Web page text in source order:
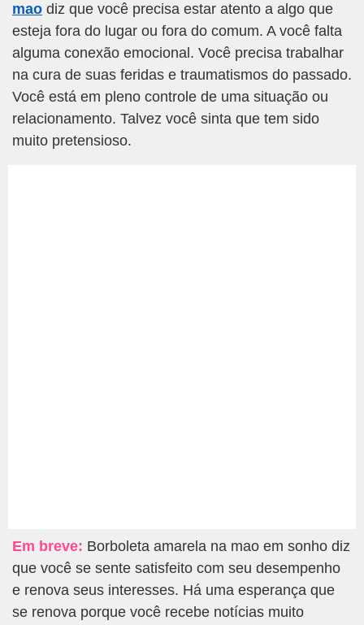
mao diz que você precisa estar atento a algo que
esteja fora do lugar ou fora do comum. A você falta
alguma conexão emocional. Você precisa trabalhar
na cura de suas feridas e traumatismos do passado.
Você está em pleno controle de uma situação ou
relacionamento. Talvez você sinta que tem sido
muito pretensioso.
Em breve: Borboleta amarela na mao em sonho diz
que você se sente satisfeito com seu desempenho
e renova seus interesses. Há uma esperança que
se renova porque você recebe notícias muito